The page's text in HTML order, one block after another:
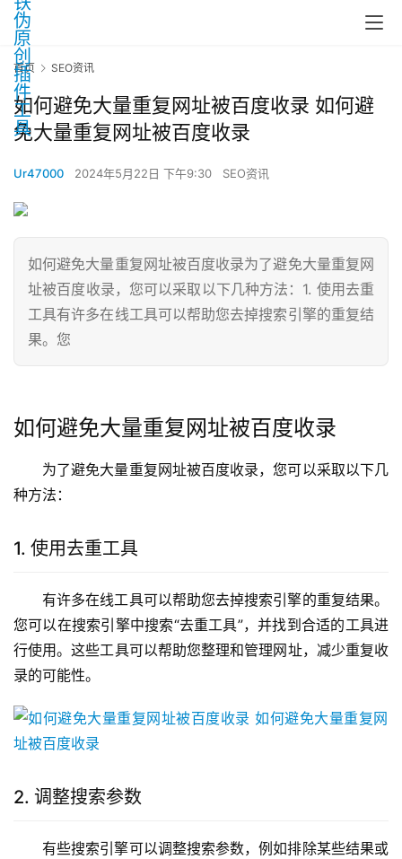
首页 SEO资讯
如何避免大量重复网址被百度收录 如何避
免大量重复网址被百度收录
Ur47000 2024年5月22日 下午9:30 SEO资讯
如何避免大量重复网址被百度收录为了避免大量重复网
址被百度收录，您可以采取以下几种方法：1. 使用去重
工具有许多在线工具可以帮助您去掉搜索引擎的重复结
果。您
如何避免大量重复网址被百度收录
为了避免大量重复网址被百度收录，您可以采取以下几
种方法：
1. 使用去重工具
有许多在线工具可以帮助您去掉搜索引擎的重复结果。
您可以在搜索引擎中搜索“去重工具”，并找到合适的工具进
行使用。这些工具可以帮助您整理和管理网址，减少重复收
录的可能性。
2. 调整搜索参数
有些搜索引擎可以调整搜索参数，例如排除某些结果或